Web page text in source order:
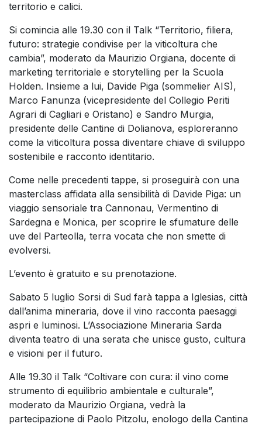
territorio e calici.
Si comincia alle 19.30 con il Talk “Territorio, filiera,
futuro: strategie condivise per la viticoltura che
cambia”, moderato da Maurizio Orgiana, docente di
marketing territoriale e storytelling per la Scuola
Holden. Insieme a lui, Davide Piga (sommelier AIS),
Marco Fanunza (vicepresidente del Collegio Periti
Agrari di Cagliari e Oristano) e Sandro Murgia,
presidente delle Cantine di Dolianova, esploreranno
come la viticoltura possa diventare chiave di sviluppo
sostenibile e racconto identitario.
Come nelle precedenti tappe, si proseguirà con una
masterclass affidata alla sensibilità di Davide Piga: un
viaggio sensoriale tra Cannonau, Vermentino di
Sardegna e Monica, per scoprire le sfumature delle
uve del Parteolla, terra vocata che non smette di
evolversi.
L’evento è gratuito e su prenotazione.
Sabato 5 luglio Sorsi di Sud farà tappa a Iglesias, città
dall’anima mineraria, dove il vino racconta paesaggi
aspri e luminosi. L’Associazione Mineraria Sarda
diventa teatro di una serata che unisce gusto, cultura
e visioni per il futuro.
Alle 19.30 il Talk “Coltivare con cura: il vino come
strumento di equilibrio ambientale e culturale”,
moderato da Maurizio Orgiana, vedrà la
partecipazione di Paolo Pitzolu, enologo della Cantina